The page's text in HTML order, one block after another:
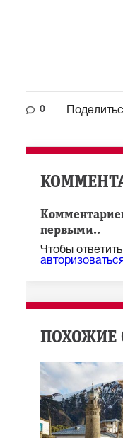
0
первыми..
Чтобы
авторизоваться
ПОХОЖИЕ